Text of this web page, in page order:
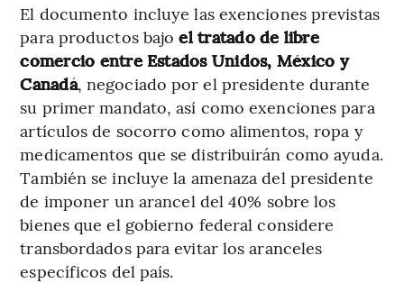
El documento incluye las exenciones previstas
para productos bajoel tratado de libre
comercio entre Estados Unidos, México y
Canadá, negociado por el presidente durante
su primer mandato, así como exenciones para
artículos de socorro como alimentos, ropa y
medicamentos que se distribuirán como ayuda.
También se incluye la amenaza del presidente
de imponer un arancel del 40% sobre los
bienes que el gobierno federal considere
transbordados para evitar los aranceles
específicos del país.